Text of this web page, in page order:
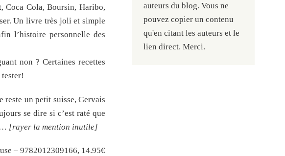
Coca Cola, Boursin, Haribo,
Un livre très joli et simple
l’histoire personnelle des
non ? Certaines recettes
reste un petit suisse, Gervais
se dire si c’est raté que
[rayer la mention inutile]
– 9782012309166, 14.95€
auteurs du blog. Vous ne
pouvez copier un contenu
qu'en citant les auteurs et le
lien direct. Merci.